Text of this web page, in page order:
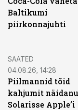
Baltikumi
piirkonnajuhti
SAATED
04.08.26, 14:28
Piilmannid tõid
kahjumit
Solarisse Apple’i